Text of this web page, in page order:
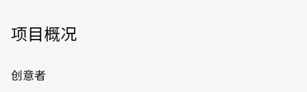
项目概况
创意者